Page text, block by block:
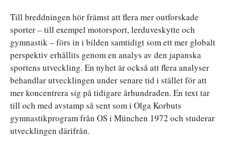
Till breddningen hör främst att flera mer outforskade
sporter – till exempel motorsport, lerduveskytte och
gymnastik – förs in i bilden samtidigt som ett mer globalt
perspektiv erhållits genom en analys av den japanska
sportens utveckling. En nyhet är också att flera analyser
behandlar utvecklingen under senare tid i stället för att
mer koncentrera sig på tidigare århundraden. En text tar
till och med avstamp så sent som i Olga Korbuts
gymnastikprogram från OS i München 1972 och studerar
utvecklingen därifrån.